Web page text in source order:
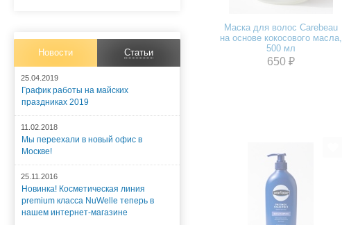
Новости Статьи
25.04.2019
График работы на майских
праздниках 2019
11.02.2018
Мы переехали в новый офис в
Москве!
25.11.2016
Новинка! Косметическая линия
premium класса NuWelle теперь в
нашем интернет-магазине
Маска для волос Carebeau
на основе кокосового масла,
500 мл
650 ₽